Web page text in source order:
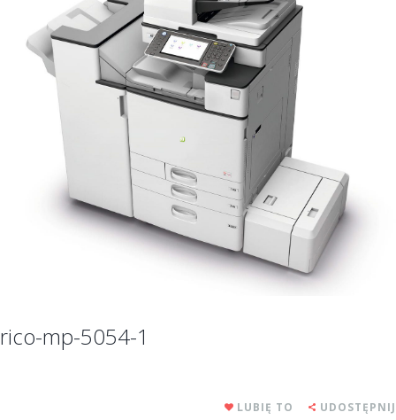
rico-mp-5054-1
LUBIĘ TO UDOSTĘPNIJ